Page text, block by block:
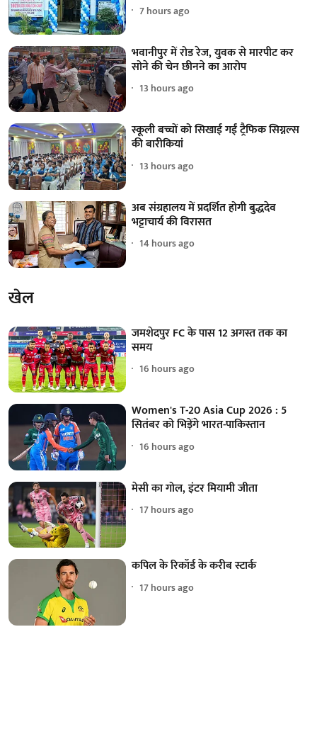
7 hours ago
भवानीपुर में रोड रेज, युवक से मारपीट कर
सोने की चेन छीनने का आरोप
13 hours ago
स्कूली बच्चों को सिखाई गईं ट्रैफिक सिग्नल्स
की बारीकियां
13 hours ago
अब संग्रहालय में प्रदर्शित होगी बुद्धदेव
भट्टाचार्य की विरासत
14 hours ago
खेल
जमशेदपुर FC के पास 12 अगस्त तक का
समय
16 hours ago
Women's T-20 Asia Cup 2026 : 5
सितंबर को भिड़ेंगे भारत-पाकिस्तान
16 hours ago
मेसी का गोल, इंटर मियामी जीता
17 hours ago
कपिल के रिकॉर्ड के करीब स्टार्क
17 hours ago